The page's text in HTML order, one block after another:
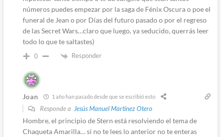
números puedes empezar por la saga de Fénix Oscura o poe el
funeral de Jean o por Días del futuro pasado o por el regreso
de las Secret Wars…claro que luego, ya seducido, querrás leer
todo lo que te saltastes)
0 Responder
Joan 1 año han pasado desde que se escribió esto
Responde a Jesús Manuel Martínez Otero
Hombre, el principio de Stern está resolviendo el tema de
Chaqueta Amarilla… si no te lees lo anterior no te enteras